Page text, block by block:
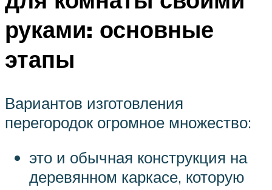
руками: основные
этапы
Вариантов изготовления
перегородок огромное множество:
это и обычная конструкция на
деревянном каркасе, которую